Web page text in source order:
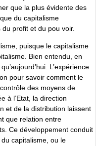
que la plus évidente des
du capitalisme
profit et du pou voir.
puisque le capitalisme
Bien entendu, en
L’expérience
pour savoir comment le
des moyens de
à l’Etat, la direction
et de la distribution laissent
que relation entre
Ce développement conduit
capitalisme, ou le